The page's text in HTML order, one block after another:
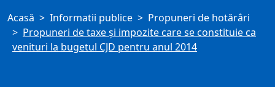
Acasă Informatii publice
Propuneri de hotărâri
Propuneri de taxe și impozite care se constituie ca
venituri la bugetul CJD pentru anul 2014